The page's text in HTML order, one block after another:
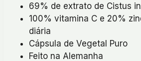
69% de extrato de Cistus
100% vitamina C e 20%
diária
Cápsula de Vegetal Puro
Feito na Alemanha